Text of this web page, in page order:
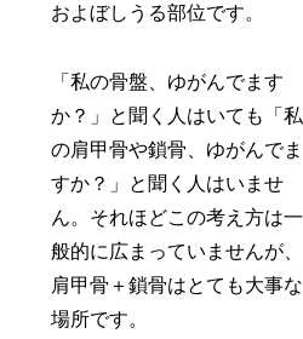
およぼしうる部位です。
「私の骨盤、ゆがんでます
か？」と聞く人はいても「私
の肩甲骨や鎖骨、ゆがんでま
すか？」と聞く人はいませ
ん。それほどこの考え方は一
般的に広まっていませんが、
肩甲骨＋鎖骨はとても大事な
場所です。